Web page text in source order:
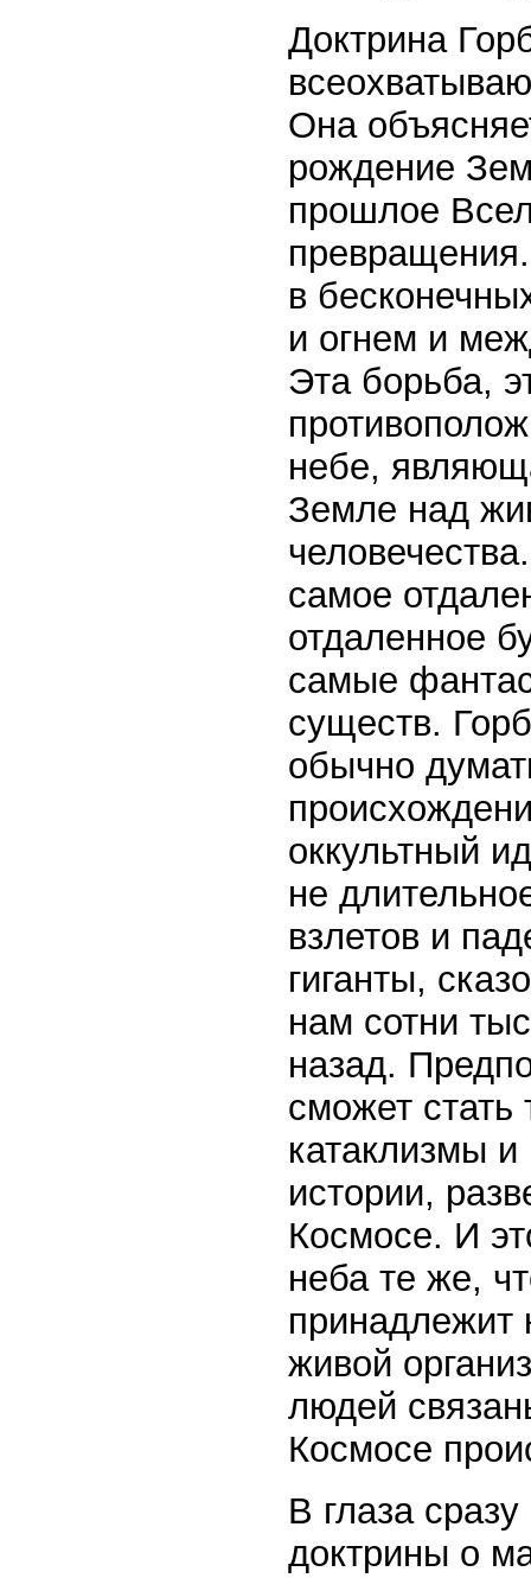
Доктрина
Она
рождение
прошлое
в
и огнем и
Эта борьба,
небе,
Земле над
самое
отдаленное
самые
существ.
обычно
оккультный
не
взлетов и
гиганты,
нам сотни
назад.
сможет
катаклизмы
истории,
Космосе. И
неба те же,
живой
людей
Космосе
В глаза
доктрины о